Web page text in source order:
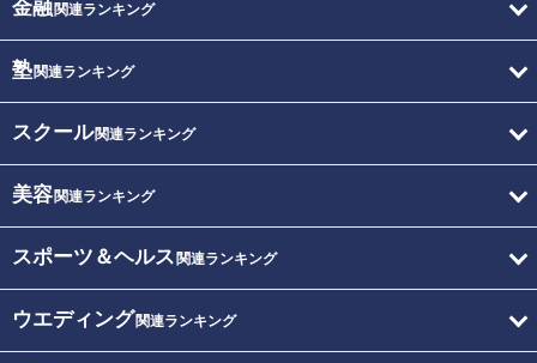
金融関連ランキング
塾関連ランキング
スクール関連ランキング
美容関連ランキング
スポーツ＆ヘルス 関連ランキング
ウエディング関連ランキング